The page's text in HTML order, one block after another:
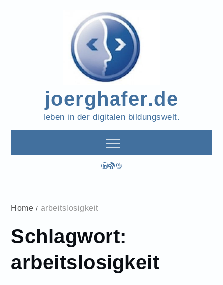
joerghafer.de
leben in der digitalen bildungswelt.
LinkedIn
RSS-FeedMastodon
Home arbeitslosigkeit
Schlagwort:
arbeitslosigkeit